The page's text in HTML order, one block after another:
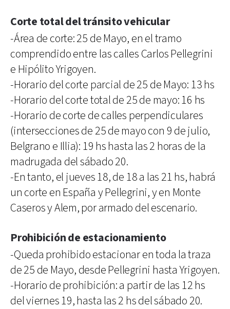
Corte total del tránsito vehicular
-Área de corte: 25 de Mayo, en el tramo
comprendido entre las calles Carlos Pellegrini
e Hipólito Yrigoyen.
-Horario del corte parcial de 25 de Mayo: 13 hs
-Horario del corte total de 25 de mayo: 16 hs
-Horario de corte de calles perpendiculares
(intersecciones de 25 de mayo con 9 de julio,
Belgrano e Illia): 19 hs hasta las 2 horas de la
madrugada del sábado 20.
-En tanto, el jueves 18, de 18 a las 21 hs, habrá
un corte en España y Pellegrini, y en Monte
Caseros y Alem, por armado del escenario.
Prohibición de estacionamiento
-Queda prohibido estacionar en toda la traza
de 25 de Mayo, desde Pellegrini hasta Yrigoyen.
-Horario de prohibición: a partir de las 12 hs
del viernes 19, hasta las 2 hs del sábado 20.